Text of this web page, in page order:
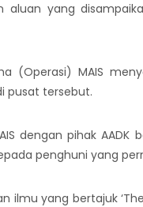
yang
(Operasi) MAIS
pusat tersebut.
dengan pihak
penghuni yang
ilmu yang bertajuk